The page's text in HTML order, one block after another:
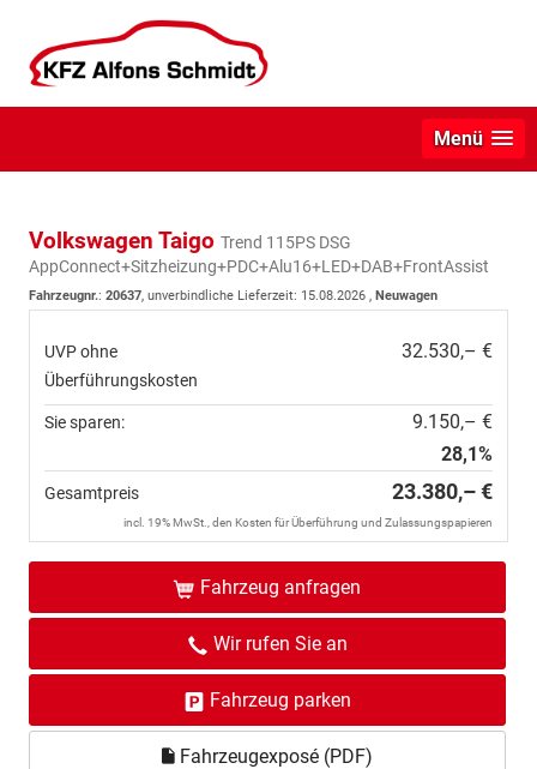
Menü
Volkswagen Taigo Trend 115PS DSG
AppConnect+Sitzheizung+PDC+Alu16+LED+DAB+FrontAssist
Fahrzeugnr.: 20637, unverbindliche Lieferzeit: 15.08.2026 , Neuwagen
UVP ohne
Überführungskosten
32.530,– €
Sie sparen:
9.150,– €
28,1%
Gesamtpreis 23.380,– €
incl. 19% MwSt., den Kosten für Überführung und Zulassungspapieren
Fahrzeug anfragen
Wir rufen Sie an
Fahrzeug parken
Fahrzeugexposé (PDF)